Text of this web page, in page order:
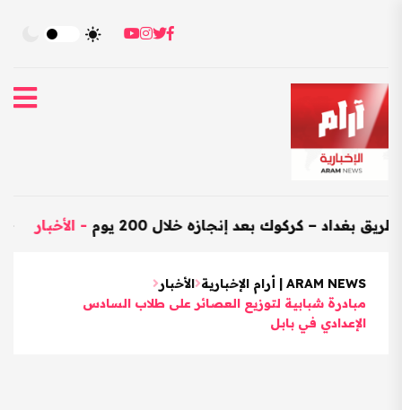
العراق - – كركوك بعد إنجازه خلال 200 يوم - الأخبار
ARAM NEWS | أرام الإخبارية
الأخبار
مبادرة شبابية لتوزيع العصائر على طلاب السادس
الإعدادي في بابل